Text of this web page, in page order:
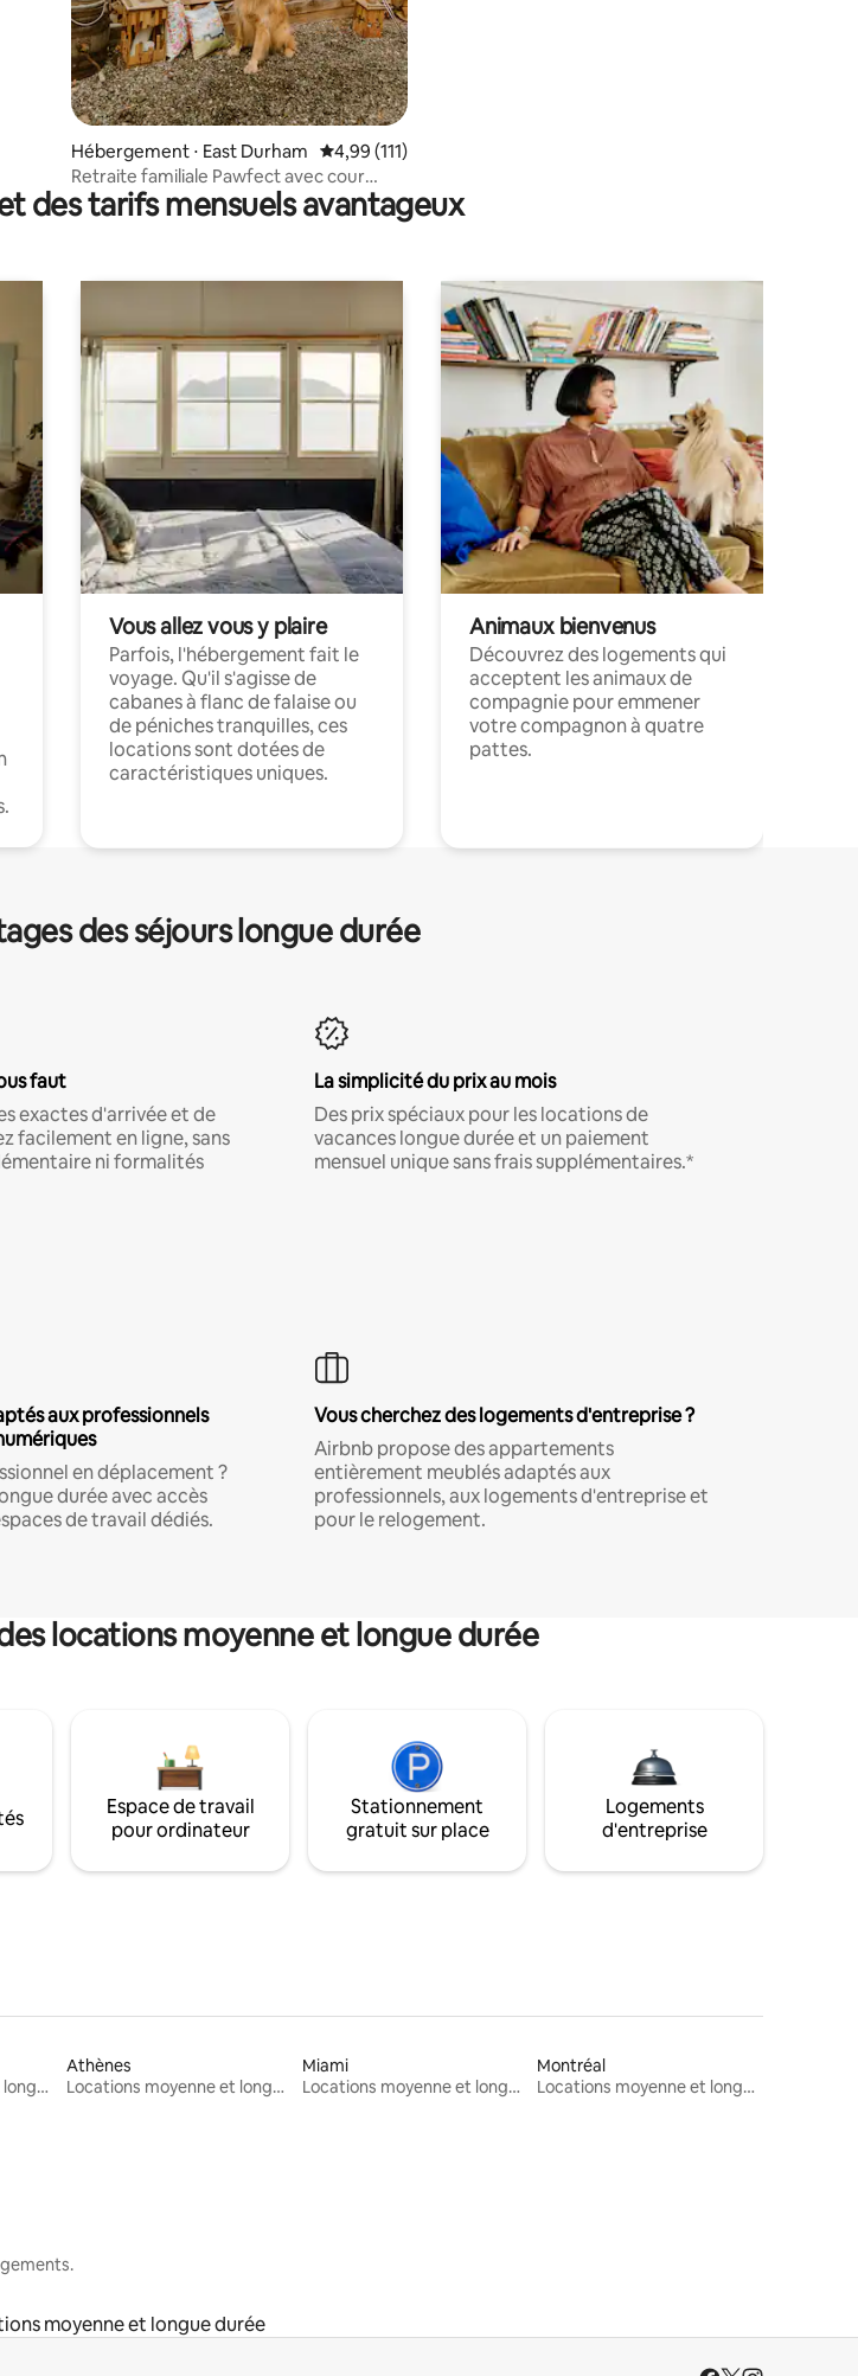
Hébergement ⋅ East Durham Évaluation moyenne sur la base de 111 commentaires : 4,99 sur 5
4,99 (111)
Retraite familiale Pawfect avec cour
clôturée et parc pour chiens
des tarifs mensuels avantageux
Vous allez vous y plaire
Parfois, l'hébergement fait le
voyage. Qu'il s'agisse de
cabanes à flanc de falaise ou
de péniches tranquilles, ces
locations sont dotées de
caractéristiques uniques.
Animaux bienvenus
Découvrez des logements qui
acceptent les animaux de
compagnie pour emmener
votre compagnon à quatre
pattes.
des séjours longue durée
faut
exactes d'arrivée et de
facilement en ligne, sans
ni formalités
La simplicité du prix au mois
Des prix spéciaux pour les locations de
vacances longue durée et un paiement
mensuel unique sans frais supplémentaires.*
aux professionnels
en déplacement ?
durée avec accès
de travail dédiés.
Vous cherchez des logements d'entreprise ?
Airbnb propose des appartements
entièrement meublés adaptés aux
professionnels, aux logements d'entreprise et
pour le relogement.
locations moyenne et longue durée
Espace de travail
pour ordinateur
Stationnement
gratuit sur place
Logements
d'entreprise
Locations moyenne et longue durée
Athènes
Locations moyenne et longue durée
Miami
Locations moyenne et longue durée
Montréal
Locations moyenne et longue durée
moyenne et longue durée